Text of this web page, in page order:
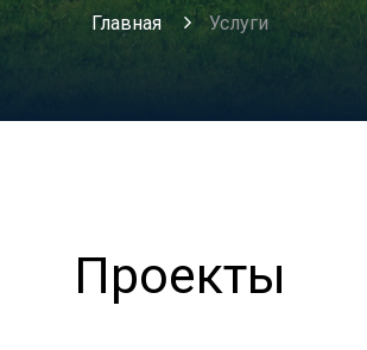
Главная Услуги
Проекты